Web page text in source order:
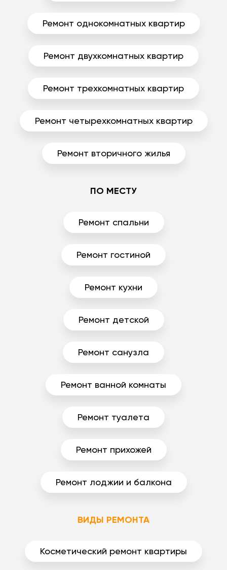
Ремонт однокомнатных квартир
Ремонт двухкомнатных квартир
Ремонт трехкомнатных квартир
Ремонт четырехкомнатных квартир
Ремонт вторичного жилья
ПО МЕСТУ
Ремонт спальни
Ремонт гостиной
Ремонт кухни
Ремонт детской
Ремонт санузла
Ремонт ванной комнаты
Ремонт туалета
Ремонт прихожей
Ремонт лоджии и балкона
ВИДЫ РЕМОНТА
Косметический ремонт квартиры